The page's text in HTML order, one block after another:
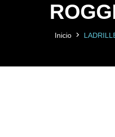
Inicio